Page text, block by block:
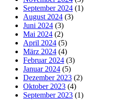
September 2024 (1)
August 2024 (3)
Juni 2024 (3)
Mai 2024 (2)
April 2024 (5)
März 2024 (4)
Februar 2024 (3)
Januar 2024 (5)
Dezember 2023 (2)
Oktober 2023 (4)
September 2023 (1)